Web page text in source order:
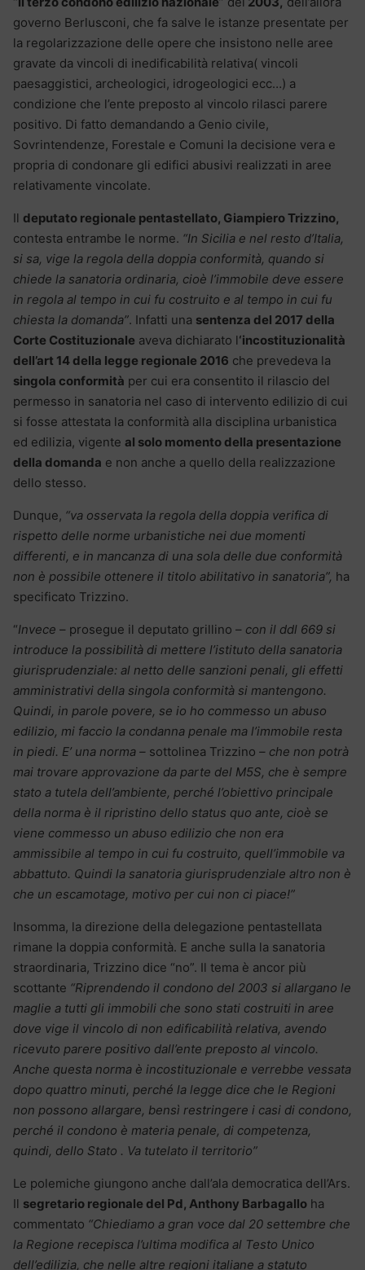
governo Berlusconi, che fa salve le istanze presentate per
la regolarizzazione delle opere che insistono nelle aree
gravate da vincoli di inedificabilità relativa( vincoli
paesaggistici, archeologici, idrogeologici ecc…) a
condizione che l’ente preposto al vincolo rilasci parere
positivo. Di fatto demandando a Genio civile,
Sovrintendenze, Forestale e Comuni la decisione vera e
propria di condonare gli edifici abusivi realizzati in aree
relativamente vincolate.
Il deputato regionale pentastellato, Giampiero Trizzino,
contesta entrambe le norme. “In Sicilia e nel resto d’Italia,
si sa, vige la regola della doppia conformità, quando si
chiede la sanatoria ordinaria, cioè l’immobile deve essere
in regola al tempo in cui fu costruito e al tempo in cui fu
chiesta la domanda”. Infatti una sentenza del 2017 della
Corte Costituzionale aveva dichiarato l‘incostituzionalità
dell’art 14 della legge regionale 2016 che prevedeva la
singola conformità per cui era consentito il rilascio del
permesso in sanatoria nel caso di intervento edilizio di cui
si fosse attestata la conformità alla disciplina urbanistica
ed edilizia, vigente al solo momento della presentazione
della domanda e non anche a quello della realizzazione
dello stesso.
Dunque, “va osservata la regola della doppia verifica di
rispetto delle norme urbanistiche nei due momenti
differenti, e in mancanza di una sola delle due conformità
non è possibile ottenere il titolo abilitativo in sanatoria”, ha
specificato Trizzino.
“Invece – prosegue il deputato grillino – con il ddl 669 si
introduce la possibilità di mettere l’istituto della sanatoria
giurisprudenziale: al netto delle sanzioni penali, gli effetti
amministrativi della singola conformità si mantengono.
Quindi, in parole povere, se io ho commesso un abuso
edilizio, mi faccio la condanna penale ma l’immobile resta
in piedi. E’ una norma – sottolinea Trizzino – che non potrà
mai trovare approvazione da parte del M5S, che è sempre
stato a tutela dell’ambiente, perché l’obiettivo principale
della norma è il ripristino dello status quo ante, cioè se
viene commesso un abuso edilizio che non era
ammissibile al tempo in cui fu costruito, quell’immobile va
abbattuto. Quindi la sanatoria giurisprudenziale altro non è
che un escamotage, motivo per cui non ci piace!”
Insomma, la direzione della delegazione pentastellata
rimane la doppia conformità. E anche sulla la sanatoria
straordinaria, Trizzino dice “no”. Il tema è ancor più
scottante “Riprendendo il condono del 2003 si allargano le
maglie a tutti gli immobili che sono stati costruiti in aree
dove vige il vincolo di non edificabilità relativa, avendo
ricevuto parere positivo dall’ente preposto al vincolo.
Anche questa norma è incostituzionale e verrebbe vessata
dopo quattro minuti, perché la legge dice che le Regioni
non possono allargare, bensì restringere i casi di condono,
perché il condono è materia penale, di competenza,
quindi, dello Stato . Va tutelato il territorio”
Le polemiche giungono anche dall’ala democratica dell’Ars.
Il segretario regionale del Pd, Anthony Barbagallo ha
commentato “Chiediamo a gran voce dal 20 settembre che
la Regione recepisca l’ultima modifica al Testo Unico
dell’edilizia, che nelle altre regioni italiane a statuto